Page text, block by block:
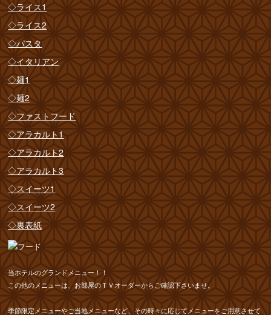
◇ライス1
◇ライス2
◇パスタ
◇イタリアン
◇麺1
◇麺2
◇ファストフード
◇アラカルト1
◇アラカルト2
◇アラカルト3
◇スイーツ1
◇スイーツ2
◇裏表紙
当ホテルのグランドメニュー！！
この他のメニューは、お部屋のＴＶオーダーからご確認下さいませ。
季節限定メニューやご当地メニューなど、その時々に応じてメニューをご用意させて